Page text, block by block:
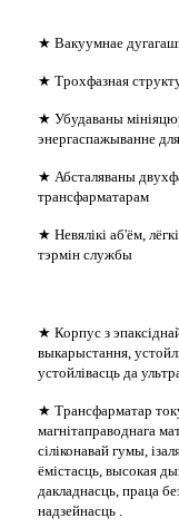
★ Вакуумнае
★ Трохфазная
★ Убудаваны
энергаспажыванне
★ Абсталяваны
трансфарматарам
★ Невялікі аб'ём,
тэрмін службы
★ Корпус з
выкарыстання,
устойлівасць да
★ Трансфарматар
магнітаправоднага
сіліконавай гумы,
ёмістасць, высокая
дакладнасць, праца
надзейнасць .